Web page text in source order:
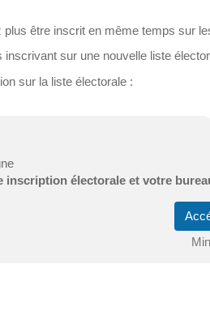
plus être inscrit en même temps sur
inscrivant sur une nouvelle liste
sur la liste électorale :
inscription électorale et votre